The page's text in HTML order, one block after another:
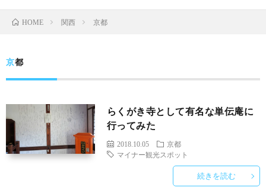
HOME 関西 京都
京都
らくがき寺として有名な単伝庵に
行ってみた
2018.10.05
京都
マイナー観光スポット
続きを読む